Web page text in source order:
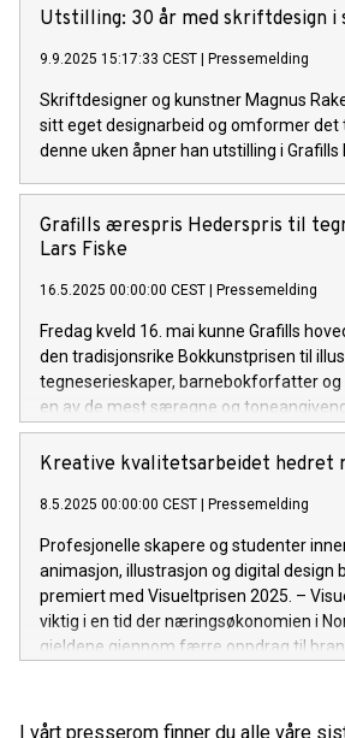
kjent for det ikoniske motivet Den store
Utstilling: 30 år med skriftdesign
9.9.2025 15:17:33 CEST | Pressemelding
Skriftdesigner og kunstner Magnus
sitt eget designarbeid og omformer det
denne uken åpner han utstilling i Grafills
Grafills ærespris Hederspris til
Lars Fiske
16.5.2025 00:00:00 CEST | Pressemelding
Fredag kveld 16. mai kunne Grafills
den tradisjonsrike Bokkunstprisen til
tegneserieskaper, barnebokforfatter og
en av de mest særegne og
visuell fortellerkunst. Hedersprisen har
1957 og ble i år delt ut i forbindelse
illustratørenes og tegneserieskapernes
berømme alle som bidrar til å skape et
litteratur. For mer informasjon besøk
kontakt med oss. Her er styrets
strek som former norsk kulturliv Det er
deler ut Bokkunstprisen 2025 til Lars
Kreative kvalitetsarbeidet hedret
8.5.2025 00:00:00 CEST | Pressemelding
Profesjonelle skapere og studenter
animasjon, illustrasjon og digital design
premiert med Visueltprisen 2025. –
viktig i en tid der næringsøkonomien i
gjeldene gjennom færre oppdrag til
særlig i tøffe tider, sier daglig leder i
I vårt presserom finner du alle våre